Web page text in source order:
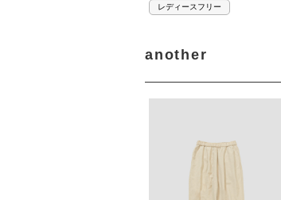
レディースフリー
another